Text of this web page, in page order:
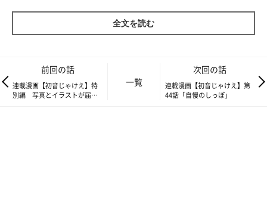
全文を読む
前回の話
連載漫画【初音じゃけえ】特
別編 写真とイラストが届き
一覧
次回の話
連載漫画【初音じゃけえ】第
44話「自慢のしっぽ」